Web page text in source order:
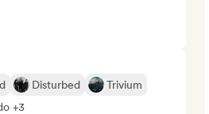
Disturbed
Trivium
+3